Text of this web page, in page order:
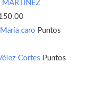
MARTINEZ
caro Puntos
Cortes Puntos